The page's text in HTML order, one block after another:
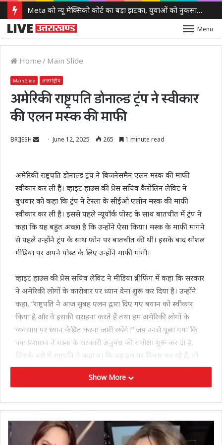
Meta को न्यू मेक्सिको कोर्ट का बड़ा झटका, युवाओं को नुकसान पहुंचाने के मामले में करीब 5,000 करोड़ रुपये का जुर्माना
Menu
Home / Main Slide
Main Slide अन्तर्राष्ट्रीय
अमेरिकी राष्ट्रपति डोनाल्ड ट्रंप ने स्वीकार
की एलन मस्क की माफी
BRIJESH
SendJune 12, 2025 265 1 minute read
अमेरिकी राष्ट्रपति डोनाल्ड ट्रंप ने बिजनेसमैन एलन मस्क की माफी
स्वीकार कर ली है। व्हाइट हाउस की प्रेस सचिव कैरोलिन लेविट ने
बुधवार को कहा कि ट्रंप ने टेस्ला के सीईओ एलोन मस्क की माफी
स्वीकार कर ली है। इससे पहले न्यूयॉर्क पोस्ट के साथ बातचीत में ट्रंप ने
कहा कि यह बहुत अच्छा है कि उन्होंने ऐसा किया। मस्क के माफी मांगने
से पहले उन्होंने ट्रंप के साथ फोन पर बातचीत की थी। इसके बाद सोशल
मीडिया पर अपने पोस्ट के लिए उन्होंने माफी मांगी।
व्हाइट हाउस की प्रेस सचिव लेविट ने मीडिया ब्रीफिंग में कहा कि सरकार
ने अमेरिकी लोगों के कारोबार पर ध्यान देना शुरू कर दिया है। उन्होंने
कहा, “राष्ट्रपति ने आज सुबह एलन द्वारा दिए गए बयान को स्वीकार
किया है और वे इसकी सराहना करते हैं तथा हम अमेरिकी लोगों के
व्यवसाय पर ध्यान केंद्रित करना जारी रखेंगे।” जब उनसे पूछा गया कि
क्या प्रशासन ने मस्क के सरकारी अनुबंध की समीक्षा शुरू कर दी है,
जिसके बारे में राष्ट्रपति ने कहा था कि वह इस पर विचार कर रहे हैं, तो
लेविट ने कहा कि अभी तक ऐसा कुछ भी शुरू नहीं हुआ है। उन्होंने
कहा, “जहां तक ​​मुझे जानकारी है, इस दिशा में अभी तक कोई प्रयास
बुधवार को मस्क ने एक्स पर एक पोस्ट में कहा, “पिछले सप्ताह राष्ट्रपति
डोनाल्ड ट्रम्प के बारे में मेरी कुछ पोस्टों पर मुझे खेद है। वे बहुत आगे
Show More